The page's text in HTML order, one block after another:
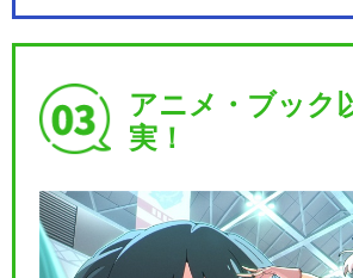
アニメ・ブック
実！